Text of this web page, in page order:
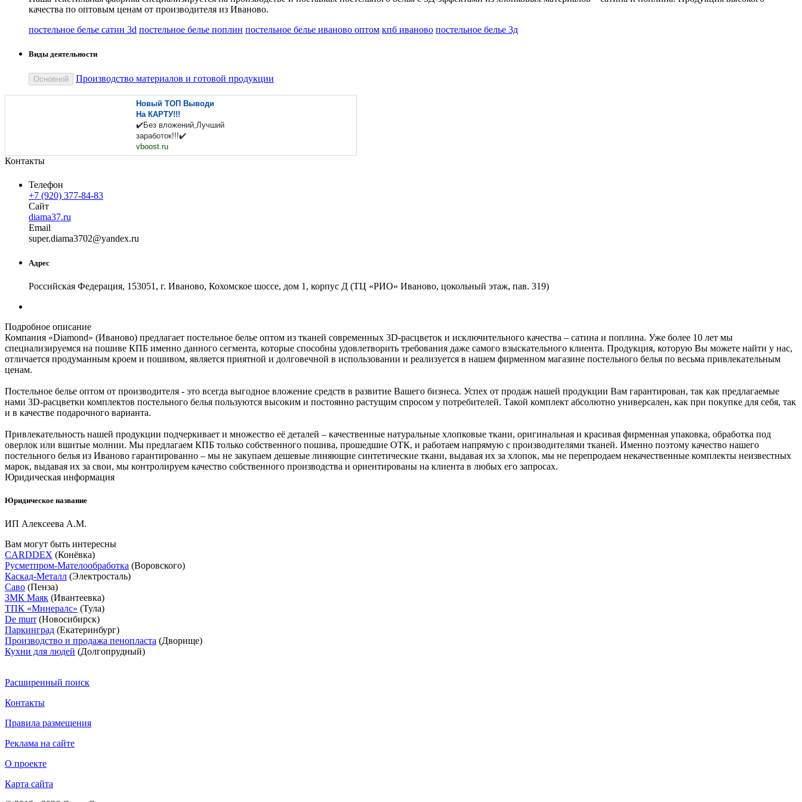
качества по оптовым ценам от производителя из Иваново.
постельное белье сатин 3d постельное белье поплин постельное белье иваново оптом кпб иваново постельное белье 3д
Виды деятельности
Основной Производство материалов и готовой продукции
Новый ТОП Выводи
На КАРТУ!!!
✔️Без вложений,Лучший
заработок!!!✔️
vboost.ru
Контакты
Телефон
+7 (920) 377-84-83
Сайт
diama37.ru
Email
super.diama3702@yandex.ru
Адрес
Российская Федерация, 153051, г. Иваново, Кохомское шоссе, дом 1, корпус Д (ТЦ «РИО» Иваново, цокольный этаж, пав. 319)
Подробное описание
Компания «Diamond» (Иваново) предлагает постельное белье оптом из тканей современных 3D-расцветок и исключительного качества – сатина и поплина. Уже более 10 лет мы
специализируемся на пошиве КПБ именно данного сегмента, которые способны удовлетворить требования даже самого взыскательного клиента. Продукция, которую Вы можете найти у нас,
отличается продуманным кроем и пошивом, является приятной и долговечной в использовании и реализуется в нашем фирменном магазине постельного белья по весьма привлекательным
ценам.
Постельное белье оптом от производителя - это всегда выгодное вложение средств в развитие Вашего бизнеса. Успех от продаж нашей продукции Вам гарантирован, так как предлагаемые
нами 3D-расцветки комплектов постельного белья пользуются высоким и постоянно растущим спросом у потребителей. Такой комплект абсолютно универсален, как при покупке для себя, так
и в качестве подарочного варианта.
Привлекательность нашей продукции подчеркивает и множество её деталей – качественные натуральные хлопковые ткани, оригинальная и красивая фирменная упаковка, обработка под
оверлок или вшитые молнии. Мы предлагаем КПБ только собственного пошива, прошедшие ОТК, и работаем напрямую с производителями тканей. Именно поэтому качество нашего
постельного белья из Иваново гарантированно – мы не закупаем дешевые линяющие синтетические ткани, выдавая их за хлопок, мы не перепродаем некачественные комплекты неизвестных
марок, выдавая их за свои, мы контролируем качество собственного производства и ориентированы на клиента в любых его запросах.
Юридическая информация
Юридическое название
ИП Алексеева А.М.
Вам могут быть интересны
CARDDEX (Конёвка)
Русметпром-Мателообработка (Воровского)
Каскад-Металл (Электросталь)
Саво (Пенза)
ЗМК Маяк (Ивантеевка)
ТПК «Минералс» (Тула)
De murr(Новосибирск)
Паркинград (Екатеринбург)
Производство и продажа пенопласта (Дворище)
Кухни для людей (Долгопрудный)
Расширенный поиск
Контакты
Правила размещения
Реклама на сайте
О проекте
Карта сайта